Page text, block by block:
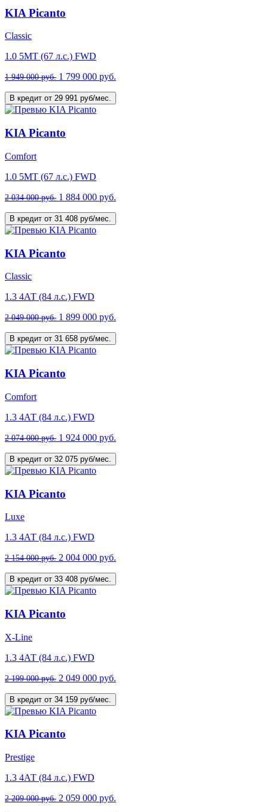
KIA Picanto
Classic
1.0 5МТ (67 л.с.) FWD
1 949 000 руб. 1 799 000 руб.
В кредит от 29 991 руб/мес.
KIA Picanto
Comfort
1.0 5МТ (67 л.с.) FWD
2 034 000 руб. 1 884 000 руб.
В кредит от 31 408 руб/мес.
KIA Picanto
Classic
1.3 4АТ (84 л.с.) FWD
2 049 000 руб. 1 899 000 руб.
В кредит от 31 658 руб/мес.
KIA Picanto
Comfort
1.3 4АТ (84 л.с.) FWD
2 074 000 руб. 1 924 000 руб.
В кредит от 32 075 руб/мес.
KIA Picanto
Luxe
1.3 4АТ (84 л.с.) FWD
2 154 000 руб. 2 004 000 руб.
В кредит от 33 408 руб/мес.
KIA Picanto
X-Line
1.3 4АТ (84 л.с.) FWD
2 199 000 руб. 2 049 000 руб.
В кредит от 34 159 руб/мес.
KIA Picanto
Prestige
1.3 4АТ (84 л.с.) FWD
2 209 000 руб. 2 059 000 руб.